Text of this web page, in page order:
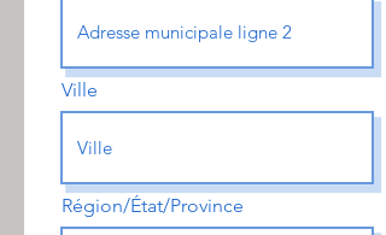
Ville
Région/État/Province